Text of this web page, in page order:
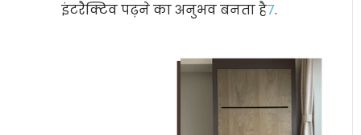
इंटरैक्टिव पढ़ने का अनुभव बनता है7.